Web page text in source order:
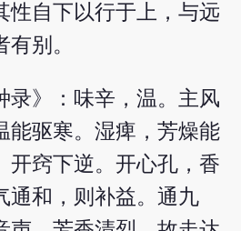
性自下以行于上，与远
别。
录》：味辛，温。主风
能驱寒。湿痺，芳燥能
开窍下逆。开心孔，香
通和，则补益。通九